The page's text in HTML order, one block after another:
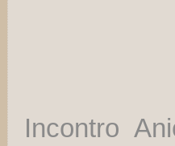
Incontro